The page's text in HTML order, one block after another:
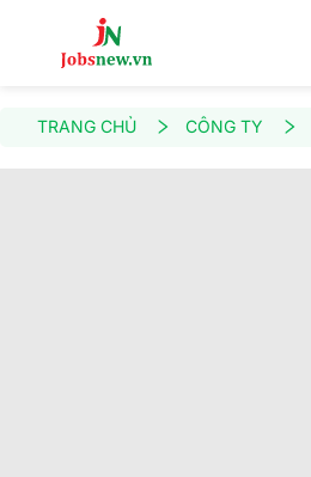
TRANG CHỦ CÔNG TY